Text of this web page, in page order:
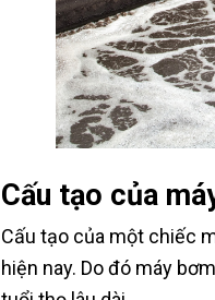
Cấu tạo của
Cấu tạo của một chiếc
hiện nay. Do đó máy